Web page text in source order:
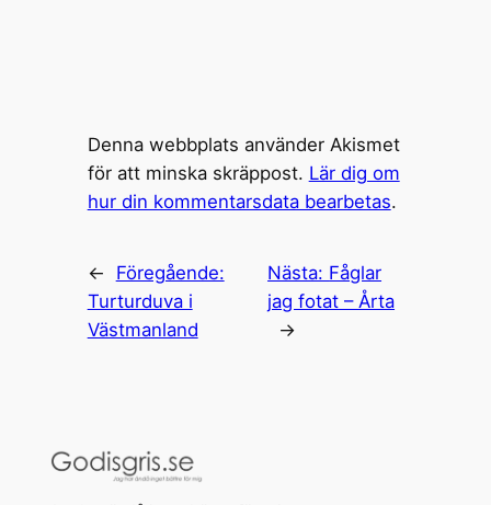
Denna webbplats använder Akismet
för att minska skräppost. Lär dig om
hur din kommentarsdata bearbetas.
←
Föregående:
Turturduva i
Västmanland
Nästa: Fåglar
jag fotat – Årta
→